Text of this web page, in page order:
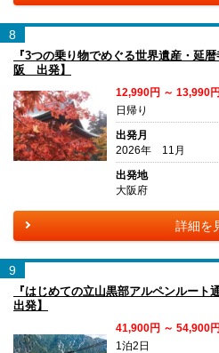
8
『3つの乗り物でめぐる世界遺産・延
阪 出発】
12,990円 ～ 13,990円
日帰り
出発月
2026年 11月
出発地
大阪府
詳細を
9
『はじめての立山黒部アルペンルート
出発】
41,900円 ～ 54,900円
1泊2日